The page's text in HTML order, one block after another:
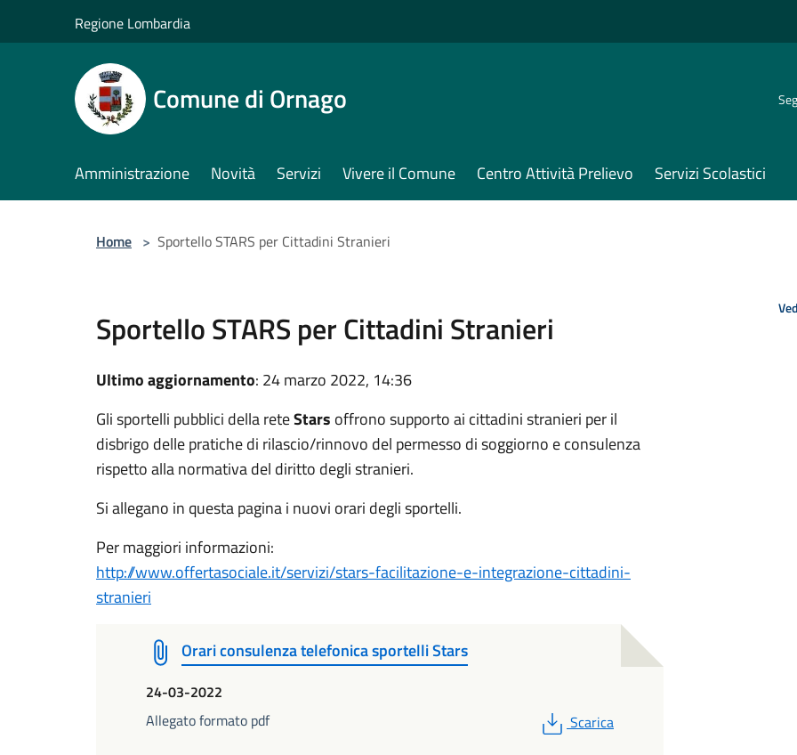
Regione Lombardia
Comune di Ornago
Amministrazione Novità Servizi Vivere il Comune Centro Attività Prelievo Servizi Scolastici
Home > Sportello STARS per Cittadini Stranieri
Sportello STARS per Cittadini Stranieri
Ultimo aggiornamento: 24 marzo 2022, 14:36
Gli sportelli pubblici della reteStars offrono supporto ai cittadini stranieri per il
disbrigo delle pratiche di rilascio/rinnovo del permesso di soggiorno e consulenza
rispetto alla normativa del diritto degli stranieri.
Si allegano in questa pagina i nuovi orari degli sportelli.
Per maggiori informazioni:
http://www.offertasociale.it/servizi/stars-facilitazione-e-integrazione-cittadini-
stranieri
Orari consulenza telefonica sportelli Stars
24-03-2022
Allegato formato pdf
PDF
Scarica